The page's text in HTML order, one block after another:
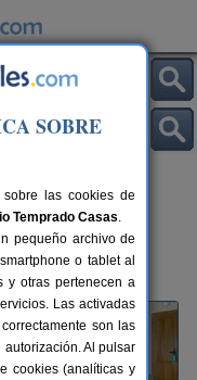
40 km de Santander
SOBRE
las cookies de
Temprado Casas.
pequeño archivo de
o tablet al
y otras pertenecen a
Las activadas
son las
Al pulsar
cookies (analíticas y